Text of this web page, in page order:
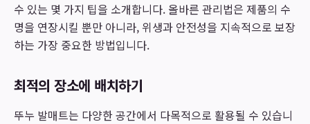
수 있는 몇 가지 팁을 소개합니다. 올바른 관리법은 제품의 수
명을 연장시킬 뿐만 아니라, 위생과 안전성을 지속적으로 보장
하는 가장 중요한 방법입니다.
최적의 장소에 배치하기
뚜누 발매트는 다양한 공간에서 다목적으로 활용될 수 있습니